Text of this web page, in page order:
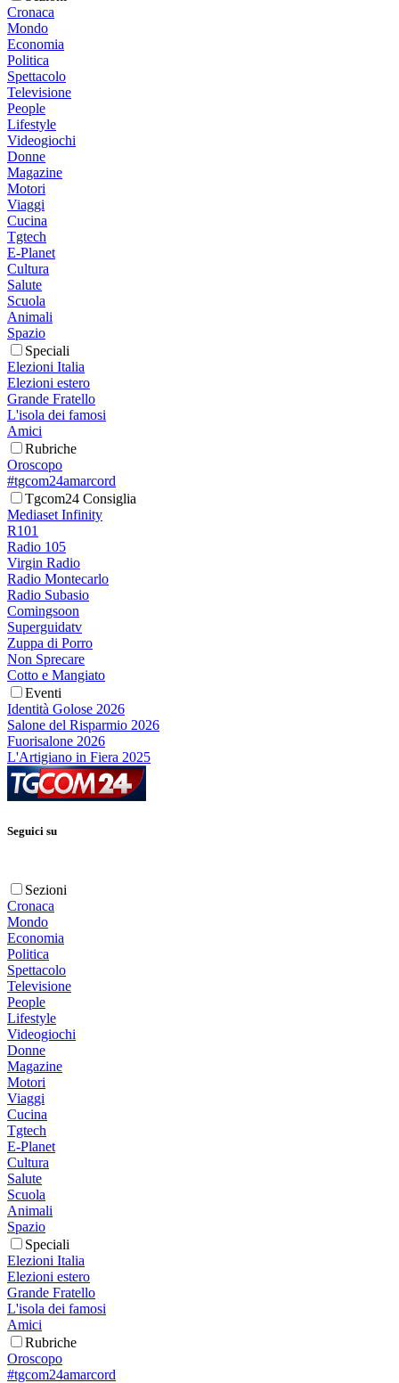
Cronaca
Mondo
Economia
Politica
Spettacolo
Televisione
People
Lifestyle
Videogiochi
Donne
Magazine
Motori
Viaggi
Cucina
Tgtech
E-Planet
Cultura
Salute
Scuola
Animali
Spazio
Speciali
Elezioni Italia
Elezioni estero
Grande Fratello
L'isola dei famosi
Amici
Rubriche
Oroscopo
#tgcom24amarcord
Tgcom24 Consiglia
Mediaset Infinity
R101
Radio 105
Virgin Radio
Radio Montecarlo
Radio Subasio
Comingsoon
Superguidatv
Zuppa di Porro
Non Sprecare
Cotto e Mangiato
Eventi
Identità Golose 2026
Salone del Risparmio 2026
Fuorisalone 2026
L'Artigiano in Fiera 2025
Seguici su
Sezioni
Cronaca
Mondo
Economia
Politica
Spettacolo
Televisione
People
Lifestyle
Videogiochi
Donne
Magazine
Motori
Viaggi
Cucina
Tgtech
E-Planet
Cultura
Salute
Scuola
Animali
Spazio
Speciali
Elezioni Italia
Elezioni estero
Grande Fratello
L'isola dei famosi
Amici
Rubriche
Oroscopo
#tgcom24amarcord